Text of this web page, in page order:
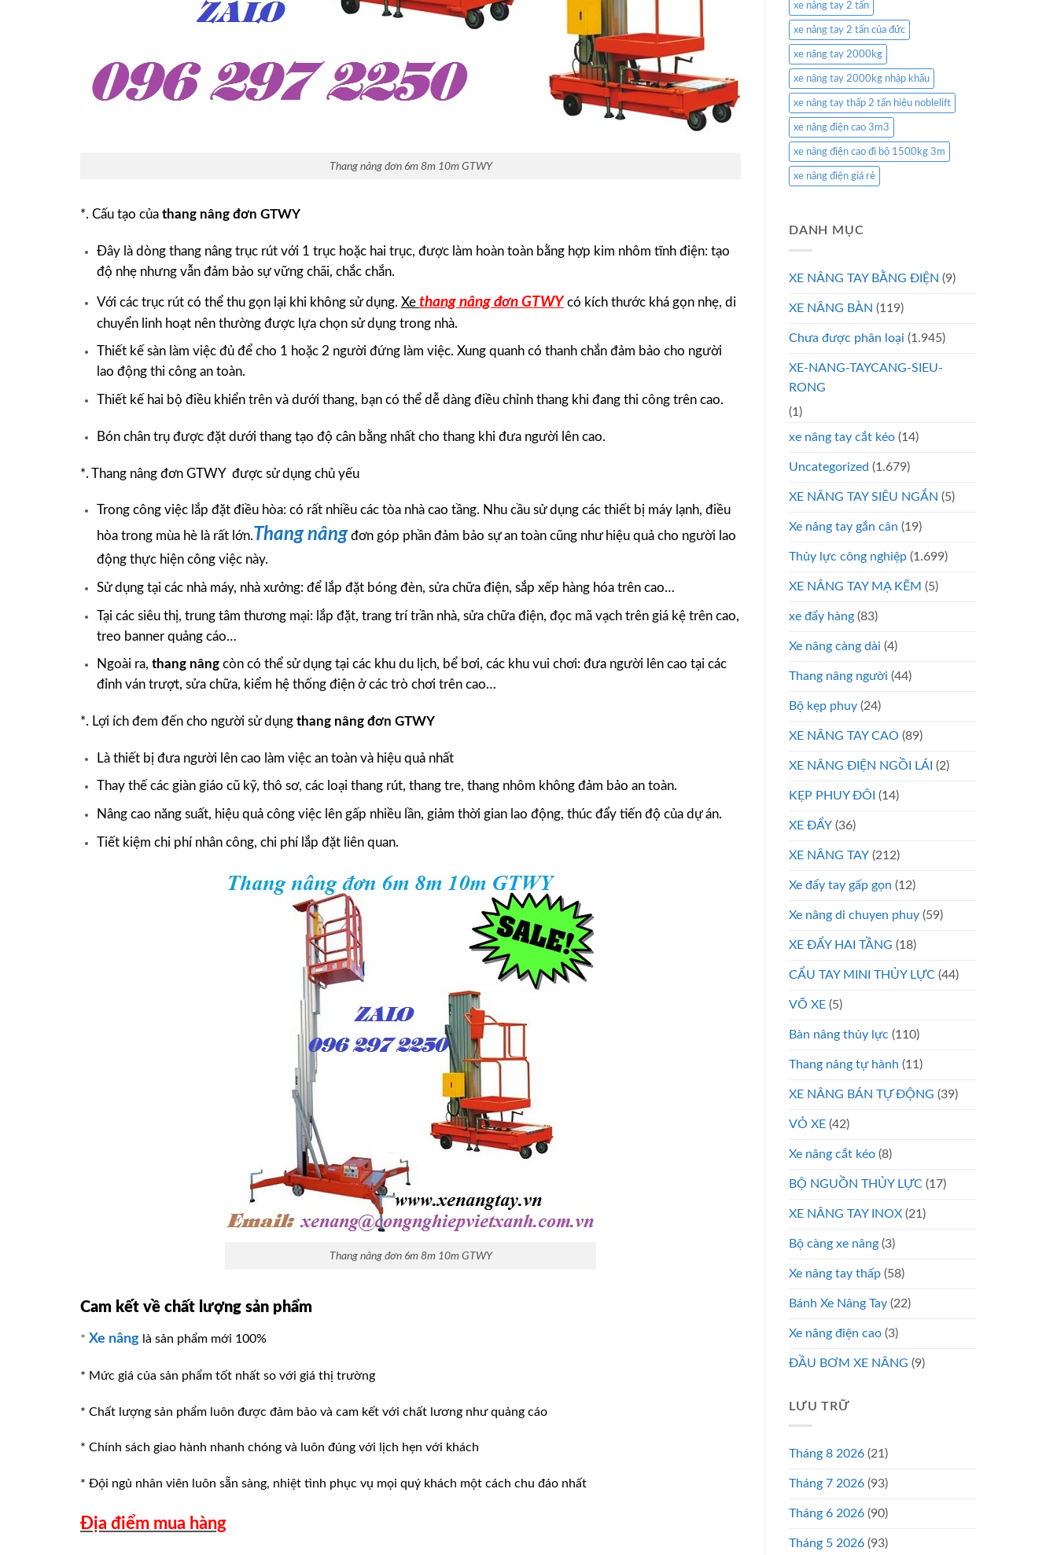
Thang nâng đơn 6m 8m 10m GTWY
*. Cấu tạo của thang nâng đơn GTWY
Đây là dòng thang nâng trục rút với 1 trục hoặc hai trục, được làm hoàn toàn bằng hợp kim nhôm tĩnh điện: tạo
độ nhẹ nhưng vẫn đảm bảo sự vững chãi, chắc chắn.
Với các trục rút có thể thu gọn lại khi không sử dụng. Xe thang nâng đơn GTWY có kích thước khá gọn nhẹ, di
chuyển linh hoạt nên thường được lựa chọn sử dụng trong nhà.
Thiết kế sàn làm việc đủ để cho 1 hoặc 2 người đứng làm việc. Xung quanh có thanh chắn đảm bảo cho người
lao động thi công an toàn.
Thiết kế hai bộ điều khiển trên và dưới thang, bạn có thể dễ dàng điều chỉnh thang khi đang thi công trên cao.
Bón chân trụ được đặt dưới thang tạo độ cân bằng nhất cho thang khi đưa người lên cao.
*. Thang nâng đơn GTWY được sử dụng chủ yếu
Trong công việc lắp đặt điều hòa: có rất nhiều các tòa nhà cao tầng. Nhu cầu sử dụng các thiết bị máy lạnh, điều
hòa trong mùa hè là rất lớn. Thang nângđơn góp phần đảm bảo sự an toàn cũng như hiệu quả cho người lao
động thực hiện công việc này.
Sử dụng tại các nhà máy, nhà xưởng: để lắp đặt bóng đèn, sửa chữa điện, sắp xếp hàng hóa trên cao…
Tại các siêu thị, trung tâm thương mại: lắp đặt, trang trí trần nhà, sửa chữa điện, đọc mã vạch trên giá kệ trên cao,
treo banner quảng cáo…
Ngoài ra, thang nângcòn có thể sử dụng tại các khu du lịch, bể bơi, các khu vui chơi: đưa người lên cao tại các
đỉnh ván trượt, sửa chữa, kiểm hệ thống điện ở các trò chơi trên cao…
*. Lợi ích đem đến cho người sử dụng thang nâng đơn GTWY
Là thiết bị đưa người lên cao làm việc an toàn và hiệu quả nhất
Thay thế các giàn giáo cũ kỹ, thô sơ, các loại thang rút, thang tre, thang nhôm không đảm bảo an toàn.
Nâng cao năng suất, hiệu quả công việc lên gấp nhiều lần, giảm thời gian lao động, thúc đẩy tiến độ của dự án.
Tiết kiệm chi phí nhân công, chi phí lắp đặt liên quan.
Thang nâng đơn 6m 8m 10m GTWY
Cam kết về chất lượng sản phẩm
* Xe nâng là sản phẩm mới 100%
* Mức giá của sản phẩm tốt nhất so với giá thị trường
* Chất lượng sản phẩm luôn được đảm bảo và cam kết với chất lương như quảng cáo
* Chính sách giao hành nhanh chóng và luôn đúng với lịch hẹn với khách
* Đội ngủ nhân viên luôn sẵn sàng, nhiệt tình phục vụ mọi quý khách một cách chu đáo nhất
Địa điểm mua hàng
xe nâng tay 2 tấn
xe nâng tay 2 tấn của đức
xe nâng tay 2000kg
xe nâng tay 2000kg nhập khẩu
xe nâng tay thấp 2 tấn hiệu noblelift
xe nâng điện cao 3m3
xe nâng điện cao đi bộ 1500kg 3m
xe nâng điện giá rẻ
DANH MỤC
XE NÂNG TAY BẰNG ĐIỆN (9)
XE NÂNG BÀN (119)
Chưa được phân loại (1.945)
XE-NANG-TAYCANG-SIEU-
RONG
(1)
xe nâng tay cắt kéo (14)
Uncategorized (1.679)
XE NÂNG TAY SIÊU NGẮN (5)
Xe nâng tay gắn cân (19)
Thủy lực công nghiệp (1.699)
XE NÂNG TAY MẠ KẼM (5)
xe đẩy hàng (83)
Xe nâng càng dài (4)
Thang nâng người (44)
Bộ kẹp phuy (24)
XE NÂNG TAY CAO (89)
XE NÂNG ĐIỆN NGỒI LÁI (2)
KẸP PHUY ĐÔI (14)
XE ĐẨY (36)
XE NÂNG TAY (212)
Xe đẩy tay gấp gọn (12)
Xe nâng di chuyen phuy (59)
XE ĐẨY HAI TẦNG (18)
CẨU TAY MINI THỦY LỰC (44)
VÕ XE (5)
Bàn nâng thủy lực (110)
Thang nâng tự hành (11)
XE NÂNG BÁN TỰ ĐỘNG (39)
VỎ XE (42)
Xe nâng cắt kéo (8)
BỘ NGUỒN THỦY LỰC (17)
XE NÂNG TAY INOX (21)
Bộ càng xe nâng (3)
Xe nâng tay thấp (58)
Bánh Xe Nâng Tay (22)
Xe nâng điện cao (3)
ĐẦU BƠM XE NÂNG (9)
LƯU TRỮ
Tháng 8 2026 (21)
Tháng 7 2026 (93)
Tháng 6 2026 (90)
Tháng 5 2026 (93)